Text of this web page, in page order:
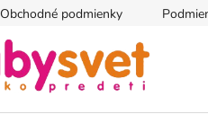
Obchodné podmienky